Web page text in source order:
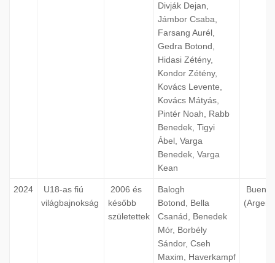
Divják Dejan,
Jámbor Csaba,
Farsang Aurél,
Gedra Botond,
Hidasi Zétény,
Kondor Zétény,
Kovács Levente,
Kovács Mátyás,
Pintér Noah, Rabb
Benedek, Tigyi
Ábel, Varga
Benedek, Varga
Kean
2024
U18-as fiú
világbajnokság
2006 és
később
születettek
Balogh
Botond, Bella
Csanád, Benedek
Mór, Borbély
Sándor, Cseh
Maxim, Haverkampf